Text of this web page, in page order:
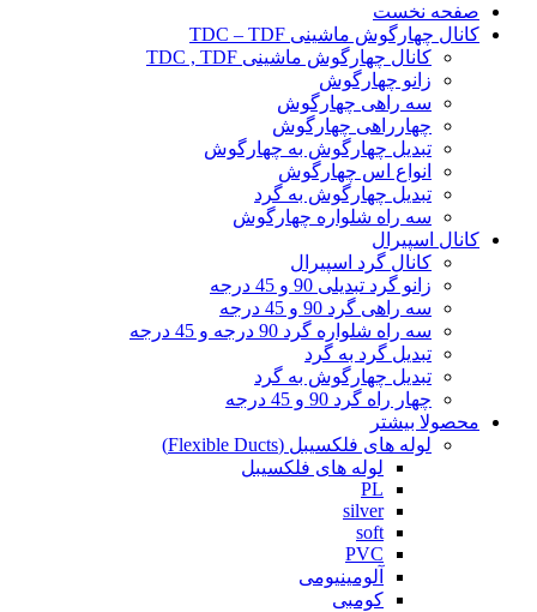
صفحه نخست
کانال چهارگوش ماشینی TDC – TDF
کانال چهارگوش ماشینی TDC , TDF
زانو چهارگوش
سه راهی چهارگوش
چهارراهی چهارگوش
تبدیل چهارگوش به چهارگوش
انواع اس چهارگوش
تبدیل چهارگوش به گرد
سه راه شلواره چهارگوش
کانال اسپیرال
کانال گرد اسپیرال
زانو گرد تبدیلی 90 و 45 درجه
سه راهی گرد 90 و 45 درجه
سه راه شلواره گرد 90 درجه و 45 درجه
تبدیل گرد به گرد
تبدیل چهارگوش به گرد
چهار راه گرد 90 و 45 درجه
محصولا بیشتر
لوله های فلکسیبل (Flexible Ducts)
لوله های فلکسیبل
PL
silver
soft
PVC
آلومینیومی
کومبی